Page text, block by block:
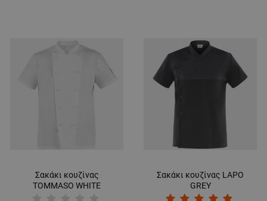
Σακάκι κουζίνας
TOMMASO WHITE
Σακάκι κουζίνας LAPO
GREY